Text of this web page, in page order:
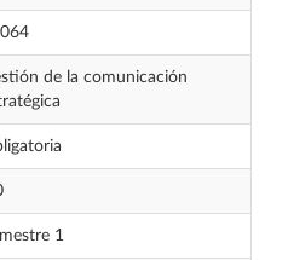
de la comunicación
1